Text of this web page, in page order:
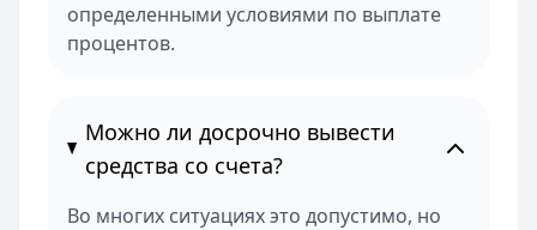
определенными условиями по выплате
процентов.
Можно ли досрочно вывести
средства со счета?
Во многих ситуациях это допустимо, но